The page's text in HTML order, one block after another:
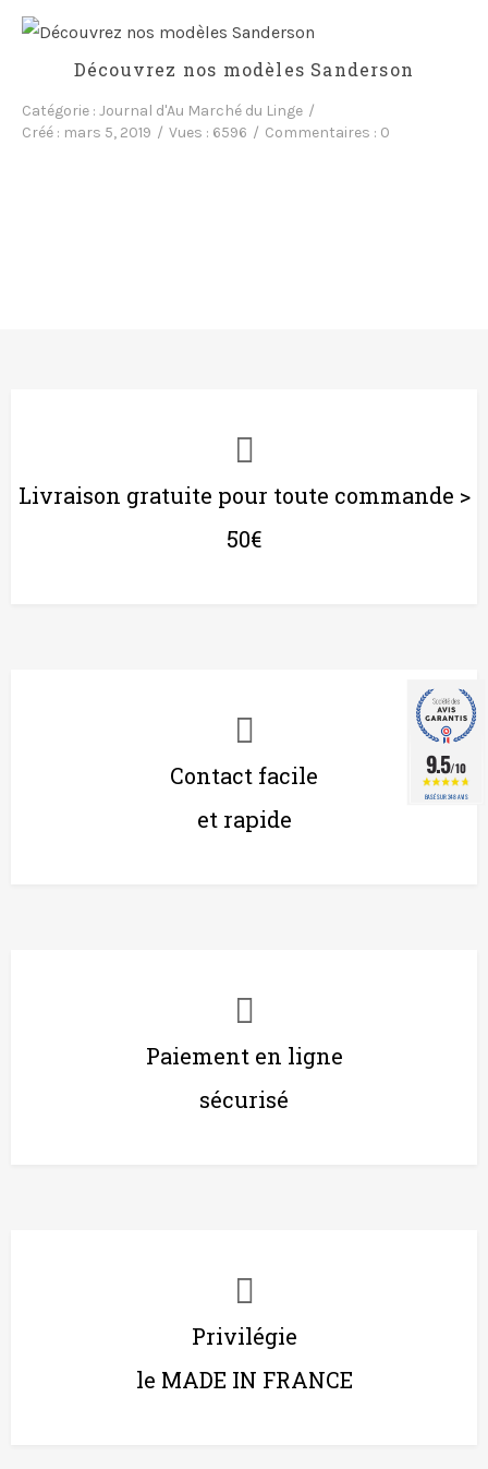
Découvrez nos modèles Sanderson
Catégorie : Journal d'Au Marché du Linge
Créé : mars 5, 2019 Vues : 6596 Commentaires : 0
Livraison gratuite pour toute commande >
50€
Contact facile
et rapide
Paiement en ligne
sécurisé
Privilégie
le MADE IN FRANCE
9.5/10
BASÉ SUR 348 AVIS